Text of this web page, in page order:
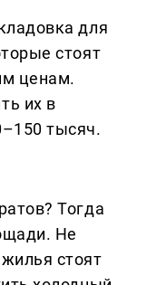
для
стоят
ценам.
их в
тысяч.
Тогда
Не
стоят